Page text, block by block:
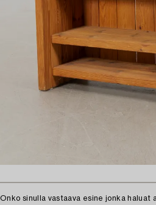
Onko sinulla vastaava esine jonka haluat